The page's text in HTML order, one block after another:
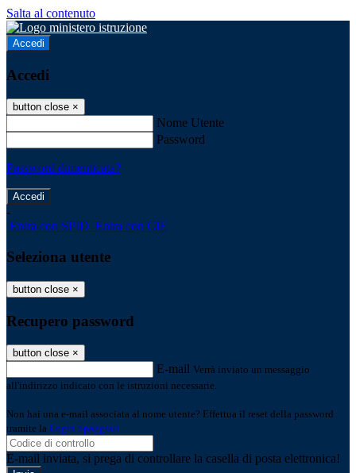
Salta al contenuto
Accedi
Accedi
button close ×
Nome Utente
Password
Password dimenticata?
-
Entra con SPID Entra con CIE
Seleziona utente
button close ×
Recupero password
button close ×
E-mail Verrà inviato un messaggio
all'indirizzo indicato con le istruzioni necessarie.
Non hai una e-mail associata al nome utente? Effettua il reset della password
tramite la Login Spaggiari
E-mail inviata, si prega di controllare la casella di posta elettronica!